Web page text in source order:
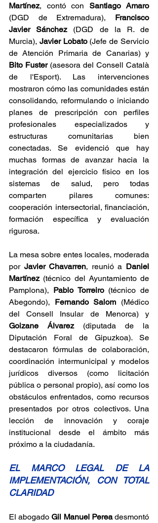
Martínez, contó con
(DGD de Extremadura), Francisco
Javier Sánchez (DGD de la R. de
Murcia), Javier Lobato (Jefe de Servicio
Bito Fuster (asesora del Consell Català
de l'Esport). Las intervenciones
mostraron cómo las comunidades están
consolidando, reformulando o iniciando
planes de prescripción con perfiles
profesionales especializados y
estructuras comunitarias bien
conectadas. Se evidenció que hay
muchas formas de avanzar hacia la
integración del ejercicio físico en los
sistemas de salud, pero todas
comparten pilares comunes:
cooperación intersectorial, financiación,
formación específica y evaluación
rigurosa.
La mesa sobre entes locales, moderada
por Javier Chavarren, reunió a Daniel
Martínez (técnico del Ayuntamiento de
Pamplona), Pablo Torreiro (técnico de
Abegondo), Fernando Salom (Médico
Goizane Álvarez (diputada de la
Diputación Foral de Gipuzkoa). Se
destacaron fórmulas de colaboración,
coordinación intermunicipal y modelos
jurídicos diversos (como licitación
pública o personal propio), así como los
obstáculos enfrentados, como recursos
presentados por otros colectivos. Una
lección de innovación y coraje
institucional desde el ámbito más
próximo a la ciudadanía.
EL MARCO LEGAL DE LA
IMPLEMENTACIÓN, CON TOTAL
CLARIDAD
El abogado Gil Manuel Perea desmontó